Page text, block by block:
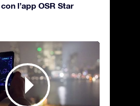
l’app OSR Star